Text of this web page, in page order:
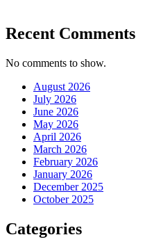
Recent Comments
No comments to show.
August 2026
July 2026
June 2026
May 2026
April 2026
March 2026
February 2026
January 2026
December 2025
October 2025
Categories